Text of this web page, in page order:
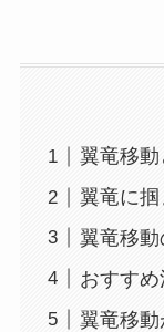
翼竜移動
翼竜に
翼竜移動
おすす
翼竜移